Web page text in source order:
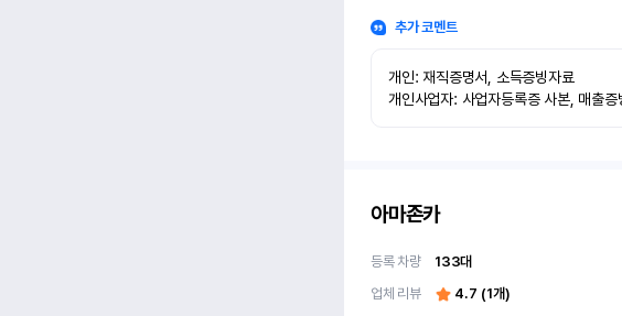
추가 코멘트
개인: 재직증명서, 소득증빙자료
개인사업자: 사업자등록증 사본, 매출증
아마존카
등록 차량 133대
업체 리뷰
4.7 (1개)